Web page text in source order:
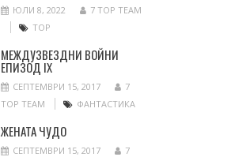
ЮЛИ 8, 2022
7 TOP TEAM
ТОР
МЕЖДУЗВЕЗДНИ ВОЙНИ
ЕПИЗОД IX
СЕПТЕМВРИ 15, 2017
7
TOP TEAM
ФАНТАСТИКА
ЖЕНАТА ЧУДО
СЕПТЕМВРИ 15, 2017
7